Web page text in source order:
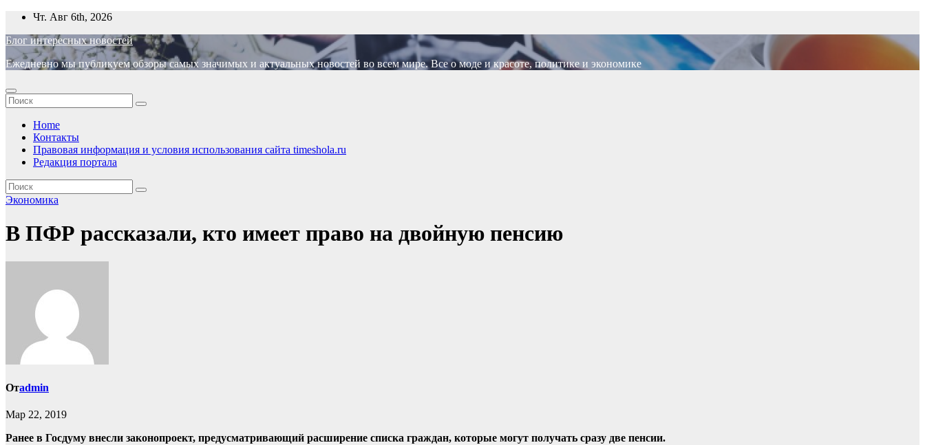
Перейти
содержимому
Чт. Авг 6th, 2026
Блог интересных новостей
Ежедневно мы публикуем обзоры самых значимых и актуальных новостей во всем мире. Все о моде и красоте, политике и экономике
Home
Контакты
Правовая информация и условия использования сайта timeshola.ru
Редакция портала
Экономика
В ПФР рассказали, кто имеет право на двойную пенсию
Отadmin
Мар 22, 2019
Ранее в Госдуму внесли законопроект, предусматривающий расширение списка граждан, которые могут получать сразу две пенсии.